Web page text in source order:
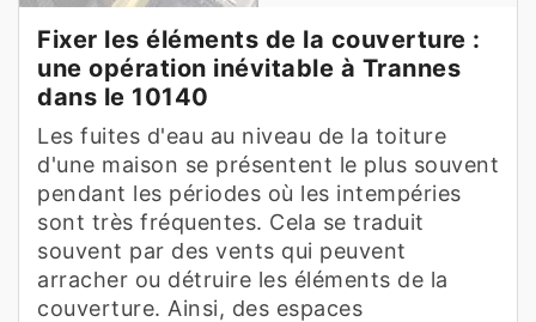
Fixer les éléments de la couverture :
une opération inévitable à Trannes
dans le 10140
Les fuites d'eau au niveau de la toiture
d'une maison se présentent le plus souvent
pendant les périodes où les intempéries
sont très fréquentes. Cela se traduit
souvent par des vents qui peuvent
arracher ou détruire les éléments de la
couverture. Ainsi, des espaces